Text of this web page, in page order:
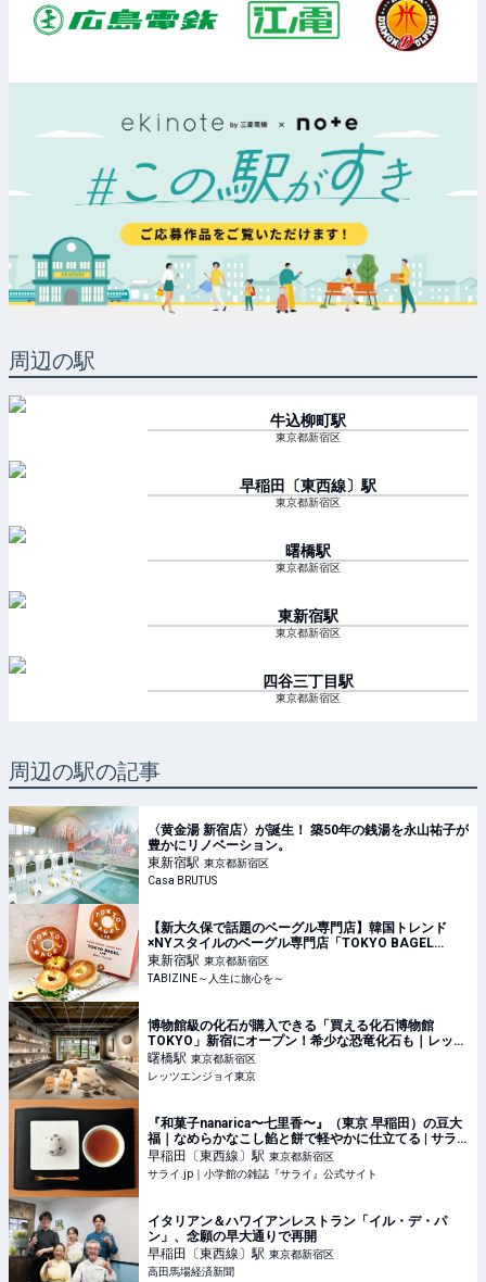
周辺の駅
牛込柳町駅
東京都新宿区
早稲田〔東西線〕 駅
東京都新宿区
曙橋駅
東京都新宿区
東新宿駅
東京都新宿区
四谷三丁目駅
東京都新宿区
周辺の駅の記事
〈黄金湯 新宿店〉が誕生！ 築50年の銭湯を永山祐子が
豊かにリノベーション。
東新宿駅 東京都新宿区
Casa BRUTUS
【新大久保で話題のベーグル専門店】韓国トレンド
×NYスタイルのベーグル専門店「TOKYO BAGEL
LAB」の人気TOP3を実食レビュー
東新宿駅 東京都新宿区
TABIZINE～人生に旅心を～
博物館級の化石が購入できる「買える化石博物館
TOKYO」新宿にオープン！希少な恐竜化石も｜レッツ
エンジョイ東京
曙橋駅 東京都新宿区
レッツエンジョイ東京
『和菓子nanarica〜七里香〜』（東京 早稲田）の豆大
福｜なめらかなこし餡と餅で軽やかに仕立てる | サラ
イ.jp｜小学館の雑誌『サライ』公式サイト
早稲田〔東西線〕駅 東京都新宿区
サライ.jp｜小学館の雑誌『サライ』公式サイト
イタリアン＆ハワイアンレストラン「イル・デ・パ
ン」、念願の早大通りで再開
早稲田〔東西線〕駅 東京都新宿区
高田馬場経済新聞